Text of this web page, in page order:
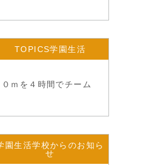
TOPICS学園生活
ｍを４時間でチーム
園生活学校からのお知ら
せ